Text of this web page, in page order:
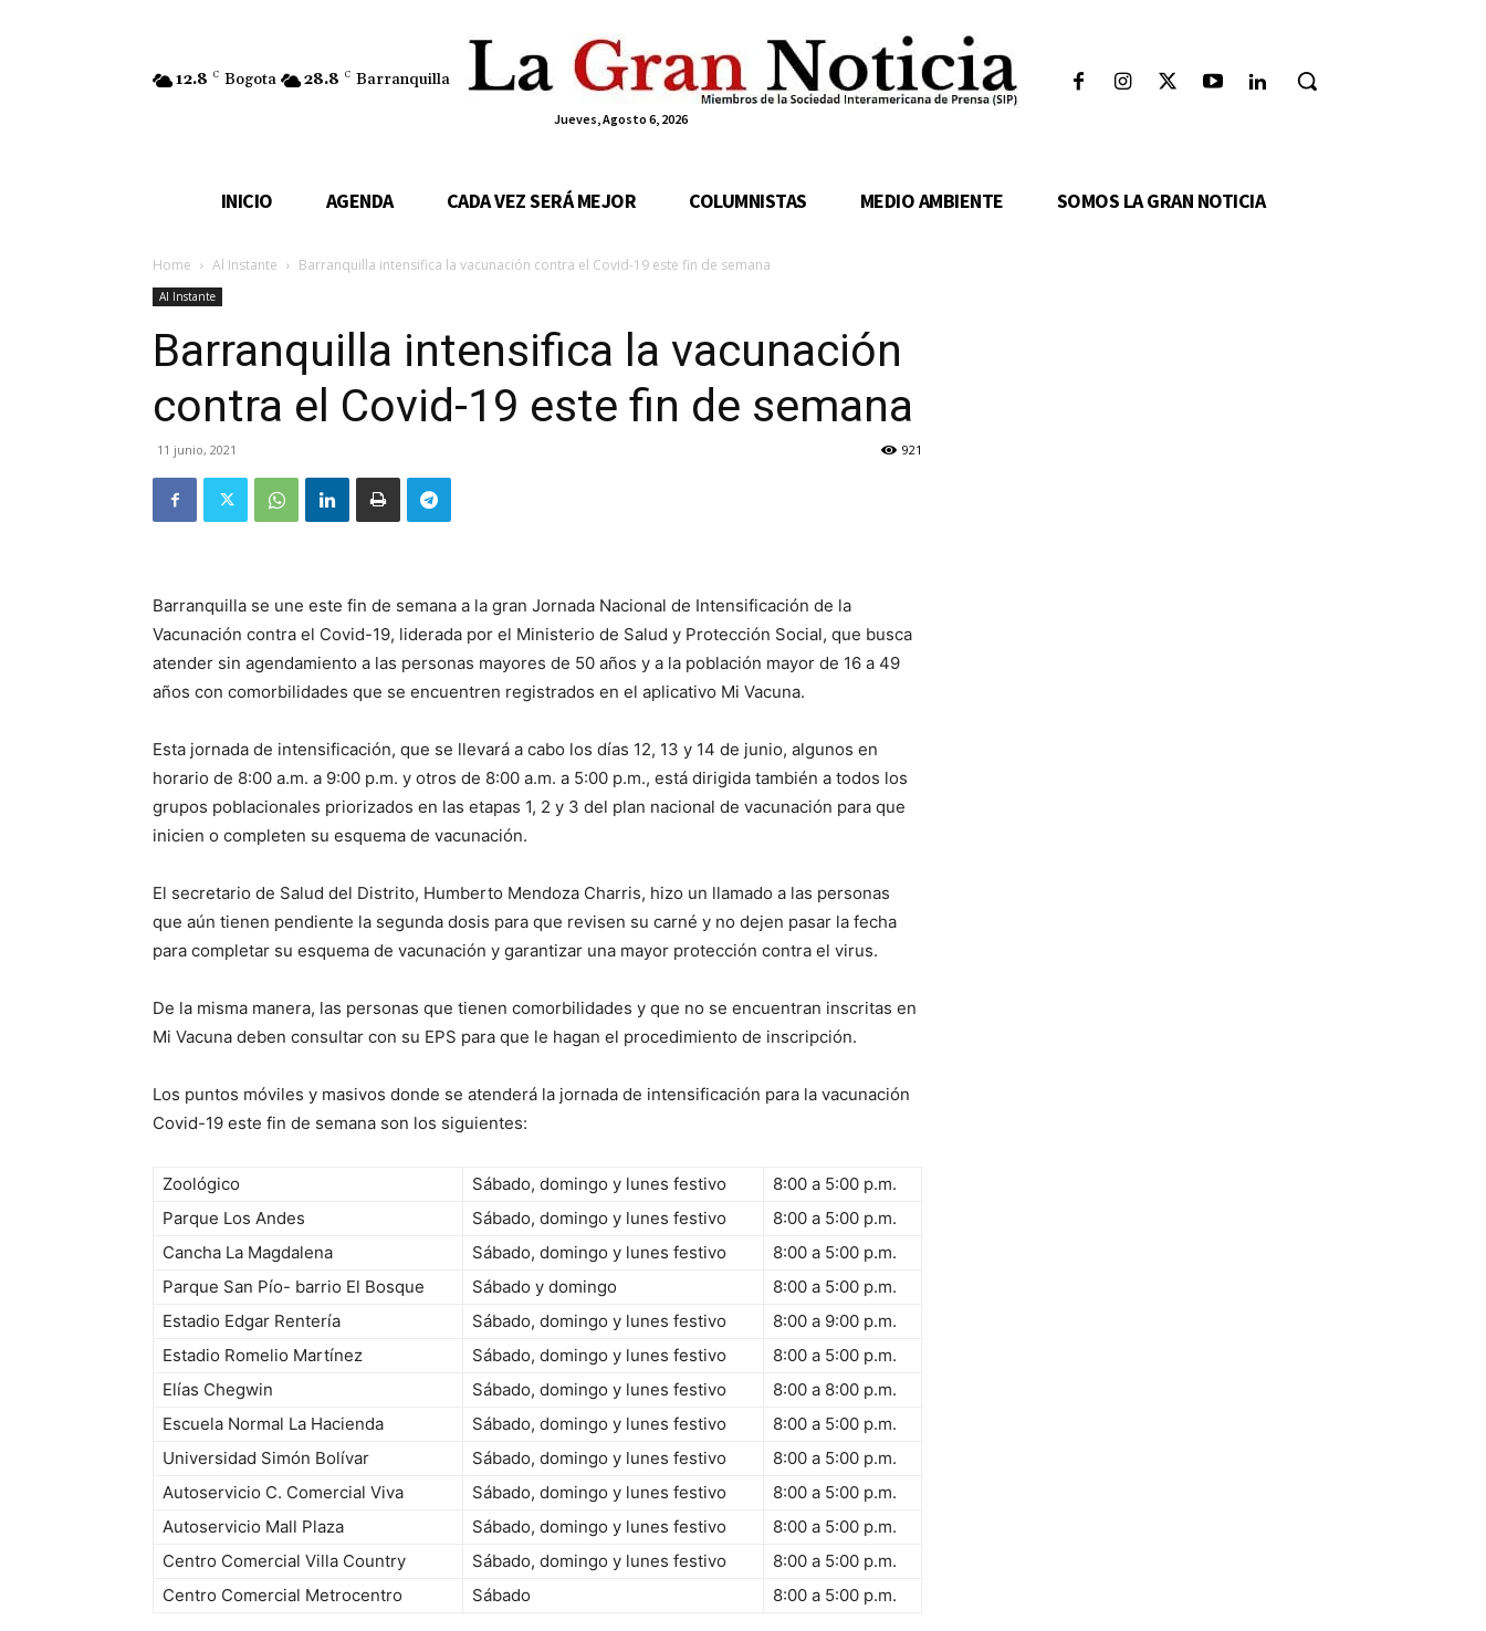
12.8 C Bogota 28.8 C Barranquilla
Jueves, Agosto 6, 2026
INICIO AGENDA CADA VEZ SERÁ MEJOR COLUMNISTAS MEDIO AMBIENTE SOMOS LA GRAN NOTICIA
Home Al Instante Barranquilla intensifica la vacunación contra el Covid-19 este fin de semana
Al Instante
Barranquilla intensifica la vacunación
contra el Covid-19 este fin de semana
11 junio, 2021 921
Barranquilla se une este fin de semana a la gran Jornada Nacional de Intensificación de la
Vacunación contra el Covid-19, liderada por el Ministerio de Salud y Protección Social, que busca
atender sin agendamiento a las personas mayores de 50 años y a la población mayor de 16 a 49
años con comorbilidades que se encuentren registrados en el aplicativo Mi Vacuna.
Esta jornada de intensificación, que se llevará a cabo los días 12, 13 y 14 de junio, algunos en
horario de 8:00 a.m. a 9:00 p.m. y otros de 8:00 a.m. a 5:00 p.m., está dirigida también a todos los
grupos poblacionales priorizados en las etapas 1, 2 y 3 del plan nacional de vacunación para que
inicien o completen su esquema de vacunación.
El secretario de Salud del Distrito, Humberto Mendoza Charris, hizo un llamado a las personas
que aún tienen pendiente la segunda dosis para que revisen su carné y no dejen pasar la fecha
para completar su esquema de vacunación y garantizar una mayor protección contra el virus.
De la misma manera, las personas que tienen comorbilidades y que no se encuentran inscritas en
Mi Vacuna deben consultar con su EPS para que le hagan el procedimiento de inscripción.
Los puntos móviles y masivos donde se atenderá la jornada de intensificación para la vacunación
Covid-19 este fin de semana son los siguientes:
Zoológico Sábado, domingo y lunes festivo
8:00 a 5:00 p.m.
Parque Los Andes
Sábado, domingo y lunes festivo
8:00 a 5:00 p.m.
Cancha La Magdalena
Sábado, domingo y lunes festivo
8:00 a 5:00 p.m.
Parque San Pío- barrio El Bosque
Sábado y domingo
8:00 a 5:00 p.m.
Estadio Edgar Rentería
Sábado, domingo y lunes festivo
8:00 a 9:00 p.m.
Estadio Romelio Martínez
Sábado, domingo y lunes festivo
8:00 a 5:00 p.m.
Elías Chegwin
Sábado, domingo y lunes festivo
8:00 a 8:00 p.m.
Escuela Normal La Hacienda
Sábado, domingo y lunes festivo
8:00 a 5:00 p.m.
Universidad Simón Bolívar
Sábado, domingo y lunes festivo
8:00 a 5:00 p.m.
Autoservicio C. Comercial Viva
Sábado, domingo y lunes festivo
8:00 a 5:00 p.m.
Autoservicio Mall Plaza
Sábado, domingo y lunes festivo
8:00 a 5:00 p.m.
Centro Comercial Villa Country
Sábado, domingo y lunes festivo
8:00 a 5:00 p.m.
Centro Comercial Metrocentro
Sábado 8:00 a 5:00 p.m.